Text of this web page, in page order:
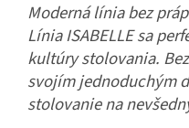
Moderná línia bez
Línia ISABELLE sa
kultúry stolovania.
svojím jednoduchým
stolovanie na